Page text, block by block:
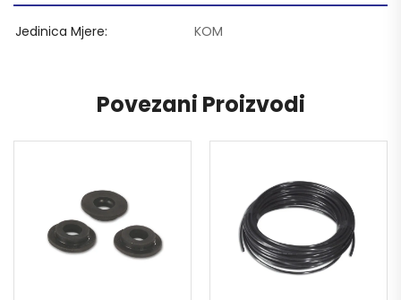
Jedinica Mjere KOM
Povezani Proizvodi